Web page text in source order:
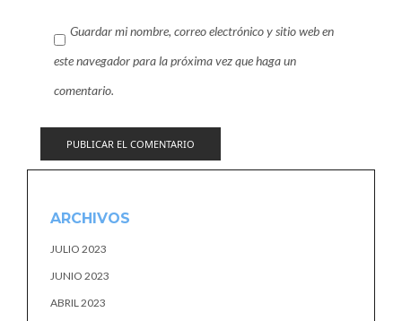
Guardar mi nombre, correo electrónico y sitio web en
este navegador para la próxima vez que haga un
comentario.
ARCHIVOS
JULIO 2023
JUNIO 2023
ABRIL 2023